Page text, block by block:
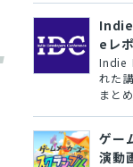
eレ
Indie
れた
まと
ゲー
演動